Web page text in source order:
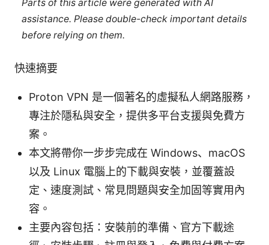
Parts of this article were generated with AI
assistance. Please double-check important details
before relying on them.
快速摘要
Proton VPN 是一個著名的虛擬私人網路服務，
專注於隱私與安全，提供多平台支援與免費方
案。
本文將帶你一步步完成在 Windows、macOS
以及 Linux 電腦上的下載與安裝，並覆蓋設
定、速度測試、常見問題與安全加固等實用內
容。
主要內容包括：安裝前的準備、官方下載途